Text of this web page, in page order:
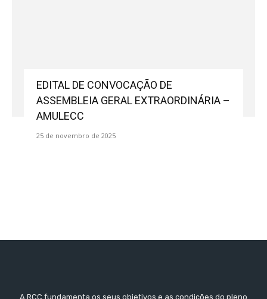
EDITAL DE CONVOCAÇÃO DE
ASSEMBLEIA GERAL EXTRAORDINÁRIA –
AMULECC
25 de novembro de 2025
A RCC fundamenta os seus objetivos e as condições do pleno